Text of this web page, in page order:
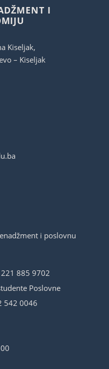
I
Kiseljak,
– Kiseljak
i poslovnu
885 9702
Poslovne
542 0046